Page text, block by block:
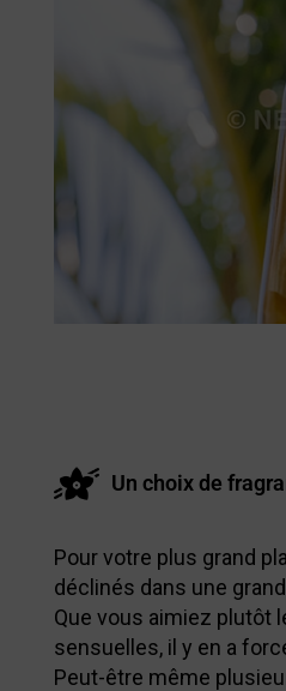
Un choix de
Pour votre plus grand
déclinés dans une
Que vous aimiez plutôt
sensuelles, il y en a
Peut-être même